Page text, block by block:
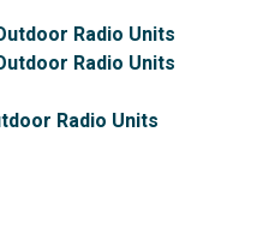
Radio Units
Radio Units
Radio Units